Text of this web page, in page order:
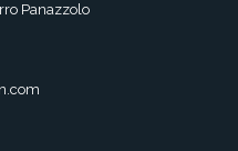
Panazzolo